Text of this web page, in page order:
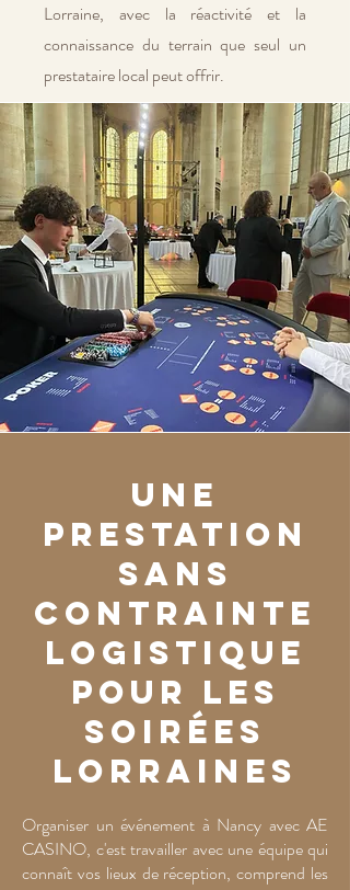
Lorraine, avec la réactivité et la
connaissance du terrain que seul un
prestataire local peut offrir.
Une
prestation
sans
contrainte
logistique
pour les
soirées
lorraines
Organiser un événement à Nancy avec AE
CASINO, c'est travailler avec une équipe qui
connaît vos lieux de réception, comprend les